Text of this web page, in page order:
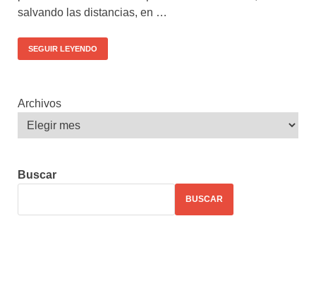
salvando las distancias, en …
SEGUIR LEYENDO
Archivos
Buscar
BUSCAR